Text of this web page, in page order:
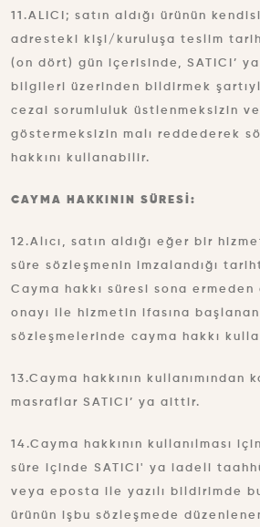
11.ALICI; satın aldığı ürünün
adresteki kişi/kuruluşa teslim
(on dört) gün içerisinde, SATICI’
bilgileri üzerinden bildirmek
cezai sorumluluk üstlenmeksizin
göstermeksizin malı reddederek
hakkını kullanabilir.
CAYMA HAKKININ SÜRESİ:
12.Alıcı, satın aldığı eğer bir
süre sözleşmenin imzalandığı
Cayma hakkı süresi sona
onayı ile hizmetin ifasına
sözleşmelerinde cayma hakkı
13.Cayma hakkının kullanımından
masraflar SATICI’ ya aittir.
14.Cayma hakkının kullanılması
süre içinde SATICI' ya iadeli
veya eposta ile yazılı bildirimde
ürünün işbu sözleşmede